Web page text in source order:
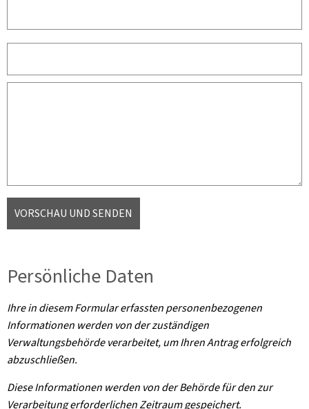
VORSCHAU UND SENDEN
Persönliche Daten
Ihre in diesem Formular erfassten personenbezogenen
Informationen werden von der zuständigen
Verwaltungsbehörde verarbeitet, um Ihren Antrag erfolgreich
abzuschließen.
Diese Informationen werden von der Behörde für den zur
Verarbeitung erforderlichen Zeitraum gespeichert.